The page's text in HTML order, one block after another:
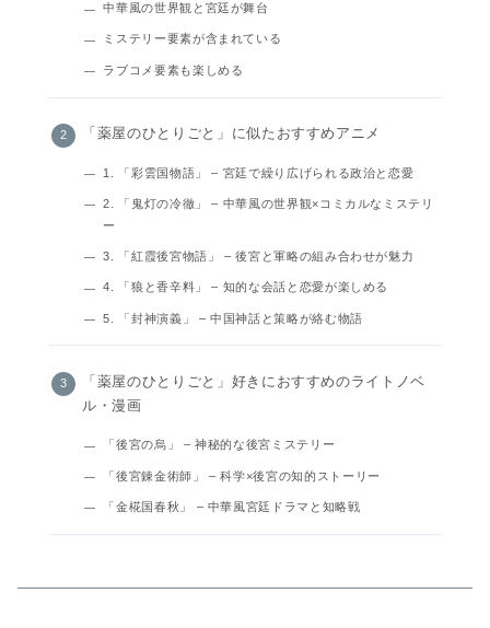
中華風の世界観と宮廷が舞台
ミステリー要素が含まれている
ラブコメ要素も楽しめる
「薬屋のひとりごと」に似たおすすめアニメ
1. 「彩雲国物語」 – 宮廷で繰り広げられる政治と恋愛
2. 「鬼灯の冷徹」 – 中華風の世界観×コミカルなミステリ
ー
3. 「紅霞後宮物語」 – 後宮と軍略の組み合わせが魅力
4. 「狼と香辛料」 – 知的な会話と恋愛が楽しめる
5. 「封神演義」 – 中国神話と策略が絡む物語
「薬屋のひとりごと」好きにおすすめのライトノベ
ル・漫画
「後宮の烏」 – 神秘的な後宮ミステリー
「後宮錬金術師」 – 科学×後宮の知的ストーリー
「金椛国春秋」 – 中華風宮廷ドラマと知略戦